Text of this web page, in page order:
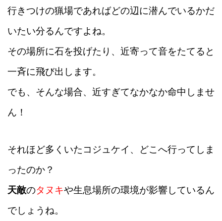
行きつけの猟場であればどの辺に潜んでいるかだ
いたい分るんですよね。
その場所に石を投げたり、近寄って音をたてると
一斉に飛び出します。
でも、そんな場合、近すぎてなかなか命中しませ
ん！
それほど多くいたコジュケイ、どこへ行ってしま
ったのか？
天敵のタヌキや生息場所の環境が影響しているん
でしょうね。